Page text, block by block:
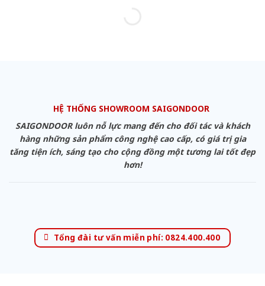
HỆ THỐNG SHOWROOM SAIGONDOOR
SAIGONDOOR luôn nỗ lực mang đến cho đối tác và khách
hàng những sản phẩm công nghệ cao cấp, có giá trị gia
tăng tiện ích, sáng tạo cho cộng đồng một tương lai tốt đẹp
hơn!
Tổng đài tư vấn miễn phí: 0824.400.400